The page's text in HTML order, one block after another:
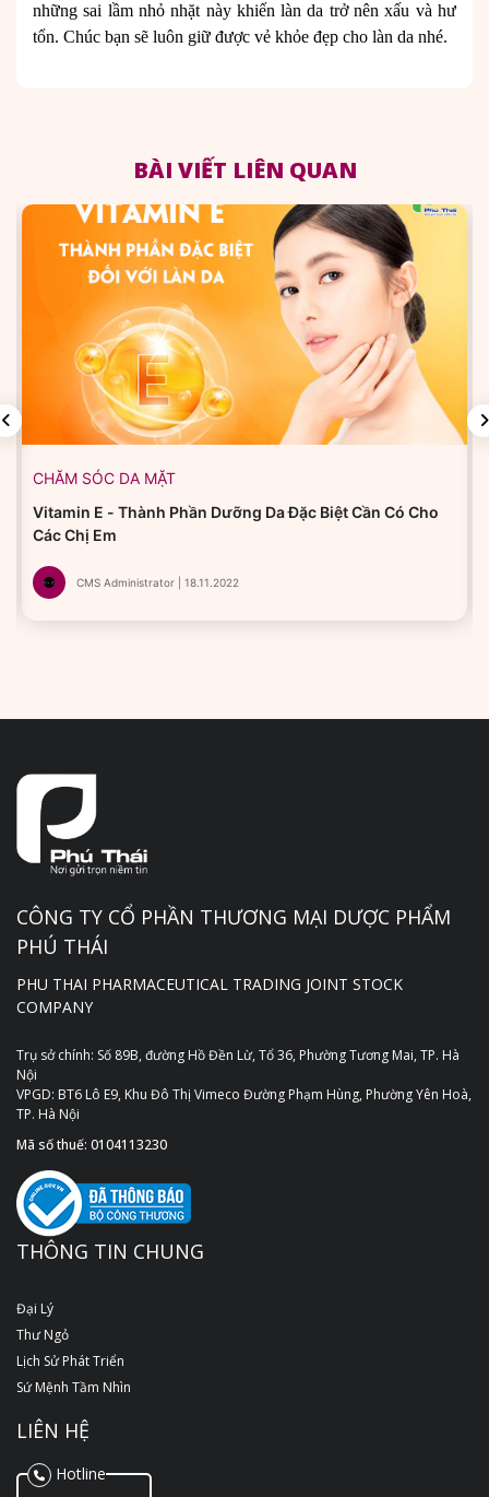
những sai lầm nhỏ nhặt này khiến làn da trở nên xấu và hư
tổn. Chúc bạn sẽ luôn giữ được vẻ khỏe đẹp cho làn da nhé.
BÀI VIẾT LIÊN QUAN
CHĂM SÓC DA MẶT
Vitamin E - Thành Phần Dưỡng Da Đặc Biệt Cần Có Cho
Các Chị Em
CMS Administrator | 18.11.2022
CÔNG TY CỔ PHẦN THƯƠNG MẠI DƯỢC PHẨM
PHÚ THÁI
PHU THAI PHARMACEUTICAL TRADING JOINT STOCK
COMPANY
Trụ sở chính: Số 89B, đường Hồ Đền Lừ, Tổ 36, Phường Tương Mai, TP. Hà
Nội
VPGD: BT6 Lô E9, Khu Đô Thị Vimeco Đường Phạm Hùng, Phường Yên Hoà,
TP. Hà Nội
Mã số thuế: 0104113230
THÔNG TIN CHUNG
Đại Lý
Thư Ngỏ
Lịch Sử Phát Triển
Sứ Mệnh Tầm Nhìn
LIÊN HỆ
Hotline